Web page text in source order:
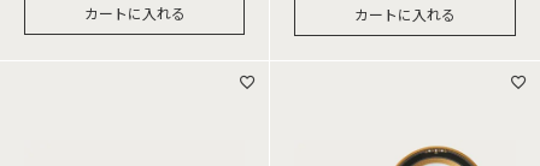
カートに入れる カートに入れる